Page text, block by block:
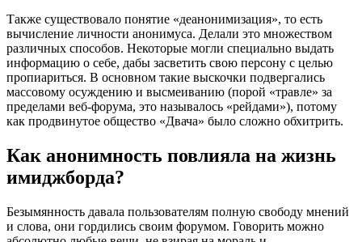
Также существовало понятие «деанонимизация», то есть
вычисление личности анонимуса. Делали это множеством
различных способов. Некоторые могли специально выдать
информацию о себе, дабы засветить свою персону с целью
пропиариться. В основном такие выскочки подвергались
массовому осуждению и высмеиванию (порой «травле» за
пределами веб-форума, это называлось «рейдами»), потому
как продвинутое общество «Двача» было сложно обхитрить.
Как анонимность повлияла на жизнь
имиджборда?
Безымянность давала пользователям полную свободу мнений
и слова, они гордились своим форумом. Говорить можно